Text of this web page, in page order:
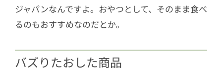
ジャパンなんですよ。おやつとして、そのまま食べ
るのもおすすめなのだとか。
バズりたおした商品